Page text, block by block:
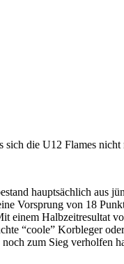
die U12 Flames
hauptsächlich aus
Vorsprung von 18
einem Halbzeitresultat
“coole” Korbleger
zum Sieg verholfen